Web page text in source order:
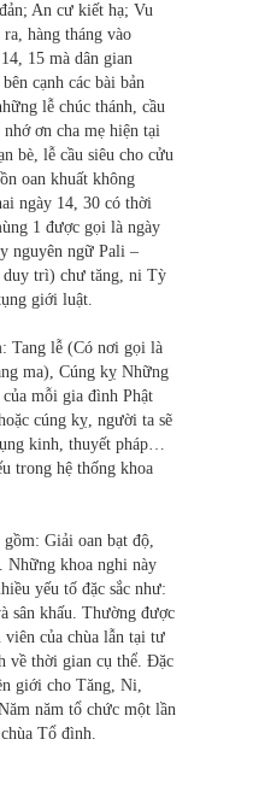
An cư kiết hạ; Vu
hàng tháng vào
15 mà dân gian
cạnh các bài bản
lễ chúc thánh, cầu
ơn cha mẹ hiện tại
bè, lễ cầu siêu cho cửu
oan khuất không
ngày 14, 30 có thời
1 được gọi là ngày
nguyên ngữ Pali –
duy trì) chư tăng, ni Tỳ
giới luật.
Tang lễ (Có nơi gọi là
ma), Cúng kỵ Những
mỗi gia đình Phật
cúng kỵ, người ta sẽ
kinh, thuyết pháp…
trong hệ thống khoa
Giải oan bạt độ,
Những khoa nghi này
yếu tố đặc sắc như:
sân khấu. Thường được
của chùa lẫn tại tư
về thời gian cụ thể. Đặc
giới cho Tăng, Ni,
năm tổ chức một lần
Tổ đình.